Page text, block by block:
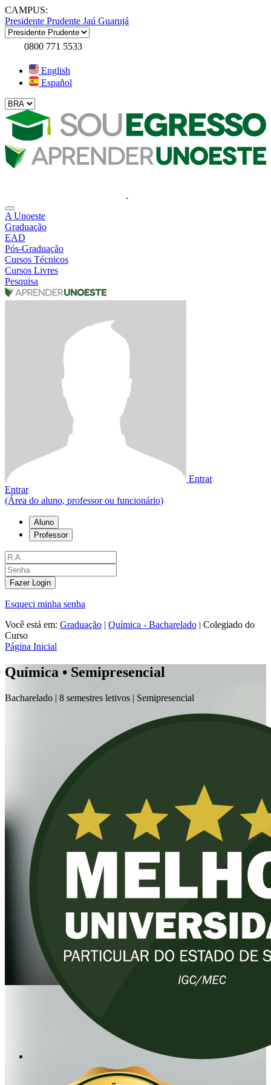
CAMPUS:
Presidente Prudente Jaú Guarujá
0800 771 5533
English
Español
A Unoeste
Graduação
EAD
Pós-Graduação
Cursos Técnicos
Cursos Livres
Pesquisa
Entrar
Entrar
(Área do aluno, professor ou funcionário)
Aluno
Professor
Fazer Login
Esqueci minha senha
Você está em: Graduação | Química - Bacharelado | Colegiado do
Curso
Página Inicial
Química • Semipresencial
Bacharelado | 8 semestres letivos | Semipresencial